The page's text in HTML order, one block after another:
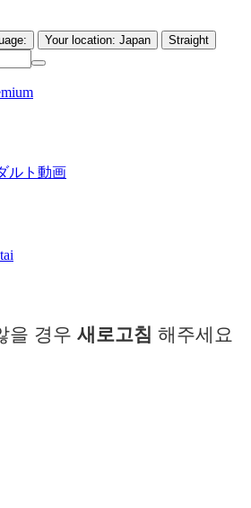
을 경우 새로고침 해주세요